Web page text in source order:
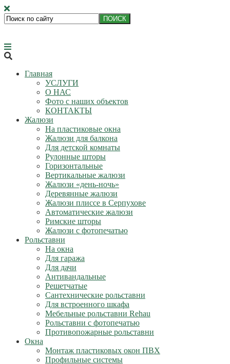
Главная
УСЛУГИ
О НАС
Фото с наших объектов
КОНТАКТЫ
Жалюзи
На пластиковые окна
Жалюзи для балкона
Для детской комнаты
Рулонные шторы
Горизонтальные
Вертикальные жалюзи
Жалюзи «день-ночь»
Деревянные жалюзи
Жалюзи плиссе в Серпухове
Автоматические жалюзи
Римские шторы
Жалюзи с фотопечатью
Рольставни
На окна
Для гаража
Для дачи
Антивандальные
Решетчатые
Сантехнические рольставни
Для встроенного шкафа
Мебельные рольставни Rehau
Рольставни с фотопечатью
Противопожарные рольставни
Окна
Монтаж пластиковых окон ПВХ
Профильные системы